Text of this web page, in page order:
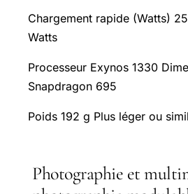
Chargement rapide (Watts)
Watts
Processeur Exynos 1330
Snapdragon 695
Poids 192 g Plus léger ou
Photographie et